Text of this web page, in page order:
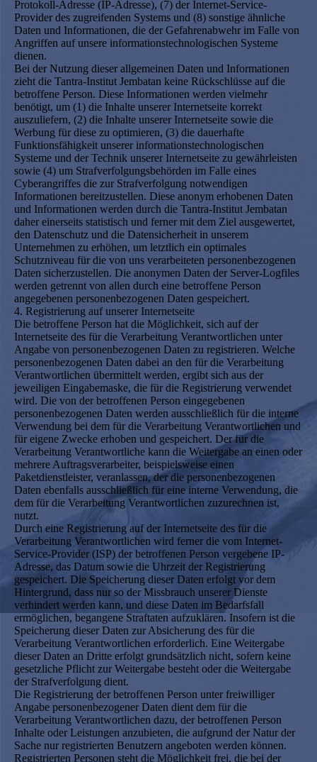
Protokoll-Adresse (IP-Adresse), (7) der Internet-Service-
Provider des zugreifenden Systems und (8) sonstige ähnliche
Daten und Informationen, die der Gefahrenabwehr im Falle von
Angriffen auf unsere informationstechnologischen Systeme
dienen.
Bei der Nutzung dieser allgemeinen Daten und Informationen
zieht die Tantra-Institut Jembatan keine Rückschlüsse auf die
betroffene Person. Diese Informationen werden vielmehr
benötigt, um (1) die Inhalte unserer Internetseite korrekt
auszuliefern, (2) die Inhalte unserer Internetseite sowie die
Werbung für diese zu optimieren, (3) die dauerhafte
Funktionsfähigkeit unserer informationstechnologischen
Systeme und der Technik unserer Internetseite zu gewährleisten
sowie (4) um Strafverfolgungsbehörden im Falle eines
Cyberangriffes die zur Strafverfolgung notwendigen
Informationen bereitzustellen. Diese anonym erhobenen Daten
und Informationen werden durch die Tantra-Institut Jembatan
daher einerseits statistisch und ferner mit dem Ziel ausgewertet,
den Datenschutz und die Datensicherheit in unserem
Unternehmen zu erhöhen, um letztlich ein optimales
Schutzniveau für die von uns verarbeiteten personenbezogenen
Daten sicherzustellen. Die anonymen Daten der Server-Logfiles
werden getrennt von allen durch eine betroffene Person
angegebenen personenbezogenen Daten gespeichert.
4. Registrierung auf unserer Internetseite
Die betroffene Person hat die Möglichkeit, sich auf der
Internetseite des für die Verarbeitung Verantwortlichen unter
Angabe von personenbezogenen Daten zu registrieren. Welche
personenbezogenen Daten dabei an den für die Verarbeitung
Verantwortlichen übermittelt werden, ergibt sich aus der
jeweiligen Eingabemaske, die für die Registrierung verwendet
wird. Die von der betroffenen Person eingegebenen
personenbezogenen Daten werden ausschließlich für die interne
Verwendung bei dem für die Verarbeitung Verantwortlichen und
für eigene Zwecke erhoben und gespeichert. Der für die
Verarbeitung Verantwortliche kann die Weitergabe an einen oder
mehrere Auftragsverarbeiter, beispielsweise einen
Paketdienstleister, veranlassen, der die personenbezogenen
Daten ebenfalls ausschließlich für eine interne Verwendung, die
dem für die Verarbeitung Verantwortlichen zuzurechnen ist,
nutzt.
Durch eine Registrierung auf der Internetseite des für die
Verarbeitung Verantwortlichen wird ferner die vom Internet-
Service-Provider (ISP) der betroffenen Person vergebene IP-
Adresse, das Datum sowie die Uhrzeit der Registrierung
gespeichert. Die Speicherung dieser Daten erfolgt vor dem
Hintergrund, dass nur so der Missbrauch unserer Dienste
verhindert werden kann, und diese Daten im Bedarfsfall
ermöglichen, begangene Straftaten aufzuklären. Insofern ist die
Speicherung dieser Daten zur Absicherung des für die
Verarbeitung Verantwortlichen erforderlich. Eine Weitergabe
dieser Daten an Dritte erfolgt grundsätzlich nicht, sofern keine
gesetzliche Pflicht zur Weitergabe besteht oder die Weitergabe
der Strafverfolgung dient.
Die Registrierung der betroffenen Person unter freiwilliger
Angabe personenbezogener Daten dient dem für die
Verarbeitung Verantwortlichen dazu, der betroffenen Person
Inhalte oder Leistungen anzubieten, die aufgrund der Natur der
Sache nur registrierten Benutzern angeboten werden können.
Registrierten Personen steht die Möglichkeit frei, die bei der